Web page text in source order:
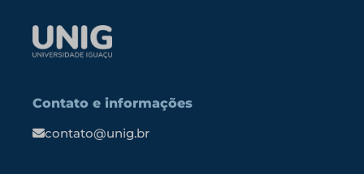
Contato e informações
contato@unig.br